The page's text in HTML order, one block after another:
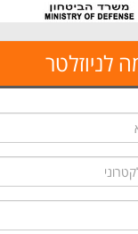
לניוזלטר